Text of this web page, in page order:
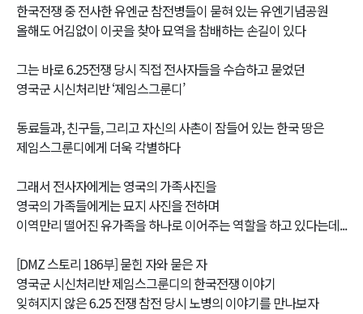
한국전쟁 중 전사한 유엔군 참전병들이 묻혀 있는 유엔기념공원
올해도 어김없이 이곳을 찾아 묘역을 참배하는 손길이 있다
그는 바로 6.25전쟁 당시 직접 전사자들을 수습하고 묻었던
영국군 시신처리반 ‘제임스그룬디’
동료들과, 친구들, 그리고 자신의 사촌이 잠들어 있는 한국 땅은
제임스그룬디에게 더욱 각별하다
그래서 전사자에게는 영국의 가족사진을
영국의 가족들에게는 묘지 사진을 전하며
이역만리 떨어진 유가족을 하나로 이어주는 역할을 하고 있다는데...
[DMZ 스토리 186부] 묻힌 자와 묻은 자
영국군 시신처리반 제임스그룬디의 한국전쟁 이야기
잊혀지지 않은 6.25 전쟁 참전 당시 노병의 이야기를 만나보자